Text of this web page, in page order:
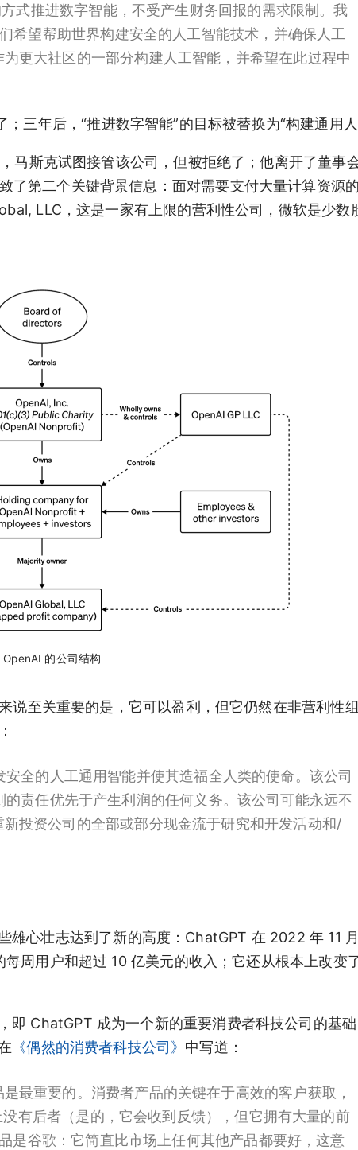
式推进数字智能，不受产生财务回报的需求限制。我
希望帮助世界构建安全的人工智能技术，并确保人工
更大社区的一部分构建人工智能，并希望在此过程中
三年后，“推进数字智能”的目标被替换为“构建通用人
马斯克试图接管该公司，但被拒绝了；他离开了董事
了第二个关键背景信息：面对需要支付大量计算资源
LLC，这是一家有上限的营利性公司，微软是少数
OpenAI 的公司结构
说至关重要的是，它可以盈利，但它仍然在非营利性
全的人工通用智能并使其造福全人类的使命。该公司
责任优先于产生利润的任何义务。该公司可能永远不
投资公司的全部或部分现金流于研究和开发活动和/
雄心壮志达到了新的高度：ChatGPT 在 2022 年 11
周用户和超过 10 亿美元的收入；它还从根本上改变
即 ChatGPT 成为一个新的重要消费者科技公司的基
《偶然的消费者科技公司》 中写道：
最重要的。消费者产品的关键在于高效的客户获取，
有后者（是的，它会收到反馈），但它拥有大量的前
是谷歌：它简直比市场上任何其他产品都要好，这意